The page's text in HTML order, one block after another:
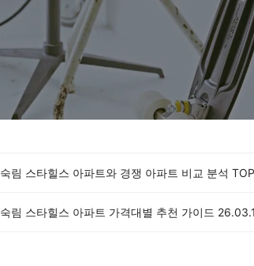
숙림 스타힐스 아파트와 경쟁 아파트 비교 분석
숙림 스타힐스 아파트 가격대별 추천 가이드